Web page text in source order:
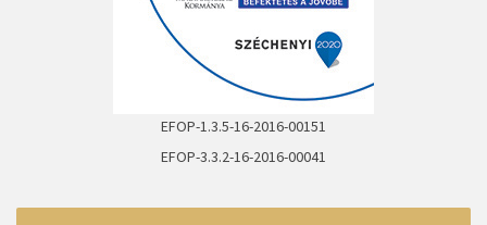
EFOP-1.3.5-16-2016-00151
EFOP-3.3.2-16-2016-00041